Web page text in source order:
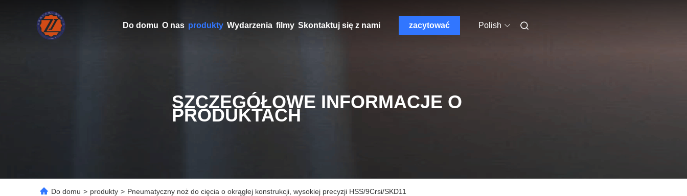
Do domu O nas produkty Wydarzenia filmy Skontaktuj się z nami zacytować Polish
SZCZEGÓŁOWE INFORMACJE O
PRODUKTACH
Do domu > produkty > Pneumatyczny noż do cięcia o okrągłej konstrukcji, wysokiej precyzji HSS/9Crsi/SKD11